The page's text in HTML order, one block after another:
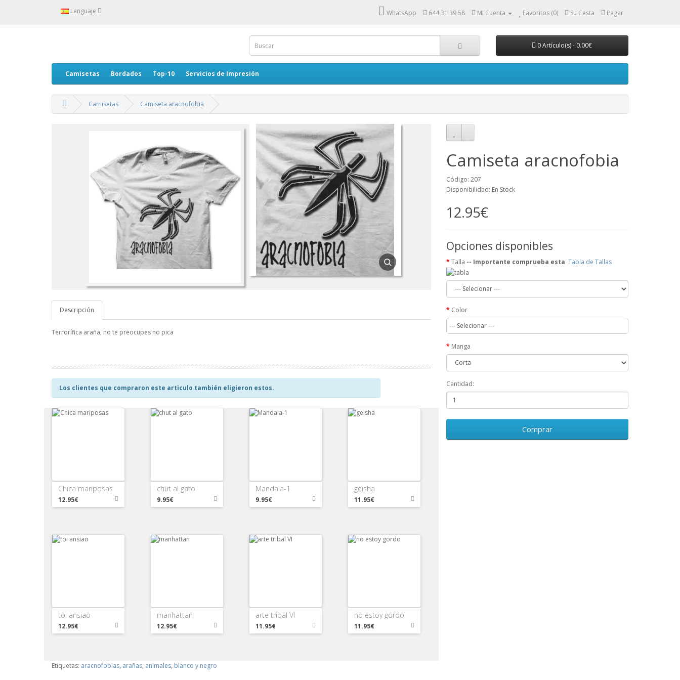
Lenguaje WhatsApp 644 31 39 58 Mi Cuenta Favoritos (0) Su Cesta Pagar
0 Artículo(s) - 0.00€
Camisetas Bordados Top-10 Servicios de Impresión
Camisetas Camiseta aracnofobia
Descripción
Terrorífica araña, no te preocupes no pica
Los clientes que compraron este articulo también eligieron estos.
Chica mariposas
12.95€
chut al gato
9.95€
Mandala-1
9.95€
geisha
11.95€
toi ansiao
12.95€
manhattan
12.95€
arte tribal VI
11.95€
no estoy gordo
11.95€
Camiseta aracnofobia
Código: 207
Disponibilidad: En Stock
12.95€
Opciones disponibles
Talla -- Importante comprueba esta Tabla de Tallas
Color
--- Selecionar ---
Manga
Cantidad:
Comprar
Etiquetas: aracnofobias, arañas, animales, blanco y negro